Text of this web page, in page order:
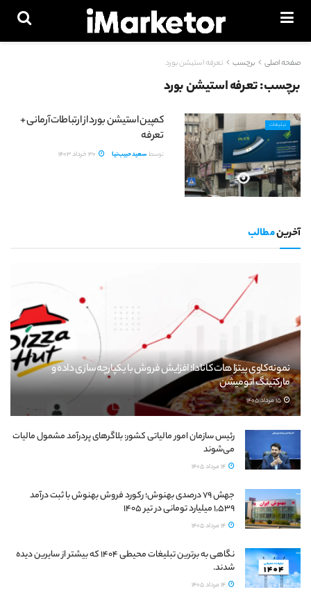
صفحه اصلی برچسب تعرفه استیشن بورد
برچسب:تعرفه استیشن بورد
تبلیغات
کمپین استیشن بورد از ارتباطات آرمانی +
تعرفه
توسط سعید حبیب‌نیا
آخرینمطالب
نمونه‌کاوی پیتزا هات کانادا؛ افزایش فروش با یکپارچه‌سازی داده و
مارکتینگ اتومیشن
15 مرداد 1405
رئیس سازمان امور مالیاتی کشور: بلاگرهای پردرآمد مشمول مالیات
می‌شوند
جهش ۷۹ درصدی بهنوش؛ رکورد فروش بهنوش با ثبت درآمد
۱٬۵۳۹ میلیارد تومانی در تیر ۱۴۰۵
نگاهی به برترین تبلیغات محیطی ۱۴۰۴ که بیشتر از سایرین دیده
شدند.